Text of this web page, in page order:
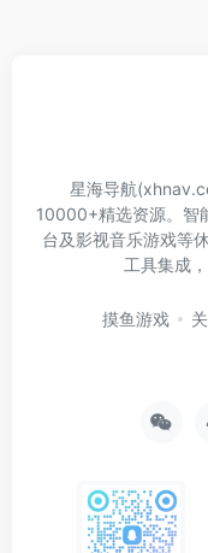
星海导航
10000+精选资源。智
台及影视音乐游戏等
工具集成
摸鱼游戏